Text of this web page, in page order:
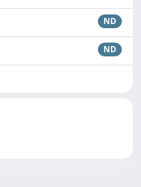
ND
ND